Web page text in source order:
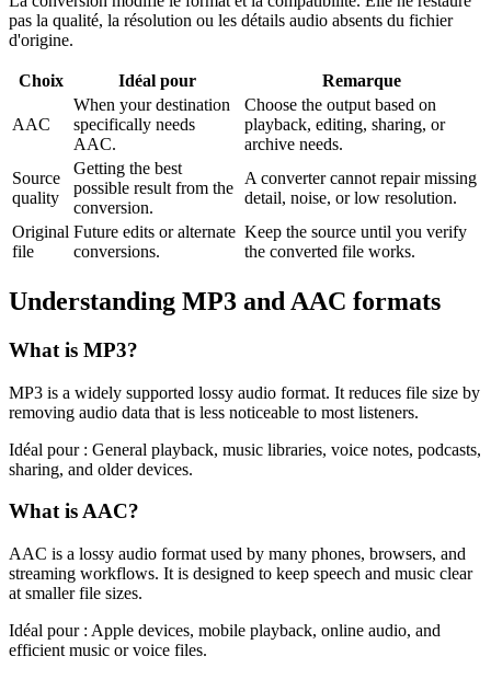
pas la qualité, la résolution ou les détails audio absents du fichier
d'origine.
Choix Idéal pour Remarque
AAC
When your destination
specifically needs
AAC.
Choose the output based on
playback, editing, sharing, or
archive needs.
Source
quality
Getting the best
possible result from the
conversion.
A converter cannot repair missing
detail, noise, or low resolution.
Original
file
Future edits or alternate
conversions.
Keep the source until you verify
the converted file works.
Understanding MP3 and AAC formats
What is MP3?
MP3 is a widely supported lossy audio format. It reduces file size by
removing audio data that is less noticeable to most listeners.
Idéal pour : General playback, music libraries, voice notes, podcasts,
sharing, and older devices.
What isAAC?
AAC is a lossy audio format used by many phones, browsers, and
streaming workflows. It is designed to keep speech and music clear
at smaller file sizes.
Idéal pour : Apple devices, mobile playback, online audio, and
efficient music or voice files.